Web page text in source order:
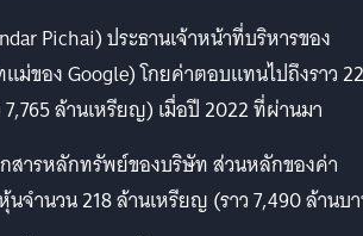
Pichai) ประธานเจ้าหน้าที่บริหารของ
ม่ของ Google) โกยค่าตอบแทนไปถึงราว
ล้านเหรียญ) เมื่อปี 2022 ที่ผ่านมา
สารหลักทรัพย์ของบริษัท ส่วนหลักของค่า
จำนวน 218 ล้านเหรียญ (ราว 7,490 ล้านบ